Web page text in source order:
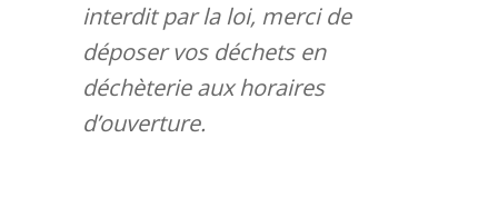
interdit par la loi, merci de
déposer vos déchets en
déchèterie aux horaires
d’ouverture.